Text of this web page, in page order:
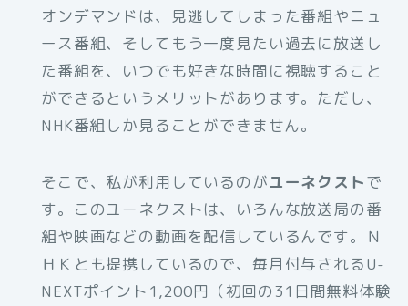
オンデマンドは、見逃してしまった番組やニュ
ース番組、そしてもう一度見たい過去に放送し
た番組を、いつでも好きな時間に視聴すること
ができるというメリットがあります。ただし、
NHK番組しか見ることができません。
そこで、私が利用しているのがユーネクストで
す。このユーネクストは、いろんな放送局の番
組や映画などの動画を配信しているんです。Ｎ
ＨＫとも提携しているので、毎月付与されるU-
NEXTポイント1,200円（初回の31日間無料体験